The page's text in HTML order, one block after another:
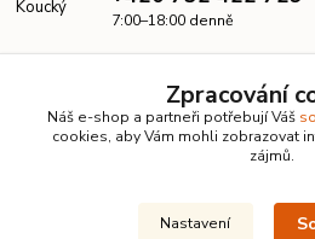
7:00–18:00 denně
© 2026 KanalizaceLevne.cz · Všechna
Zpracování
Náš e-shop a partneři potřebují Váš
cookies, aby Vám mohli zobrazovat
zájmů.
Nastavení